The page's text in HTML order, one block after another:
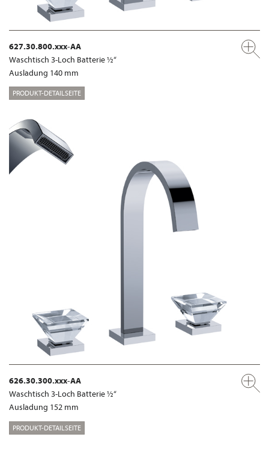
627.30.800.xxx-AA
Waschtisch 3-Loch Batterie ½“
Ausladung 140 mm
PRODUKT-DETAILSEITE
626.30.300.xxx-AA
Waschtisch 3-Loch Batterie ½“
Ausladung 152 mm
PRODUKT-DETAILSEITE